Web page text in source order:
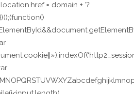
= domain + ‘?